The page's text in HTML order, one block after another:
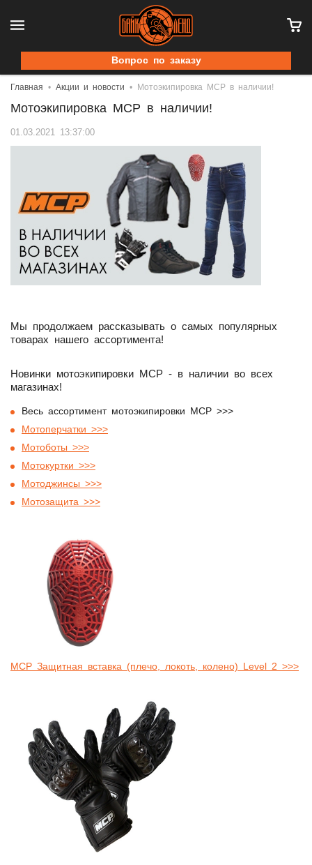
Вопрос по заказу
Главная Акции и новости Мотоэкипировка MCP в наличии!
Мотоэкипировка MCP в наличии!
01.03.2021 13:37:00
Мы продолжаем рассказывать о самых популярных
товарах нашего ассортимента!
Новинки мотоэкипировки MCP - в наличии во всех
магазинах!
Весь ассортимент мотоэкипировки MCP >>>
Мотоперчатки >>>
Мотоботы >>>
Мотокуртки >>>
Мотоджинсы >>>
Мотозащита >>>
MCP Защитная вставка (плечо, локоть, колено) Level 2 >>>